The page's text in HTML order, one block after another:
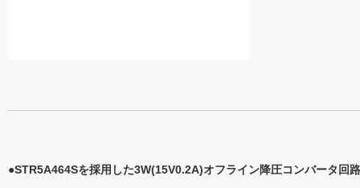
●STR5A464Sを採用した3W(15V0.2A)オフライン降圧コンバータ回